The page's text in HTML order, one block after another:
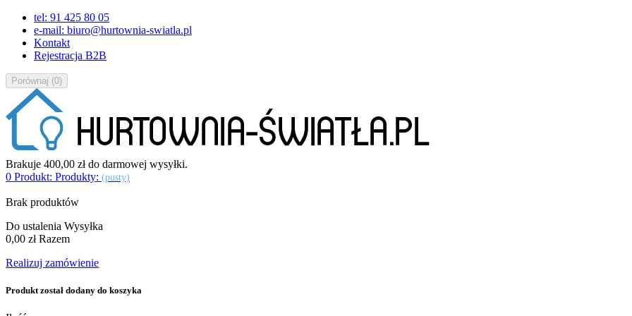
tel: 91 425 80 05
e-mail: biuro@hurtownia-swiatla.pl
Kontakt
Rejestracja B2B
Porównaj (0)
Brakuje 400,00 złdo darmowej wysyłki.
0 Produkt: Produkty: (pusty)
Brak produktów
Do ustalenia Wysyłka
0,00 zł Razem
Realizuj zamówienie
Produkt został dodany do koszyka